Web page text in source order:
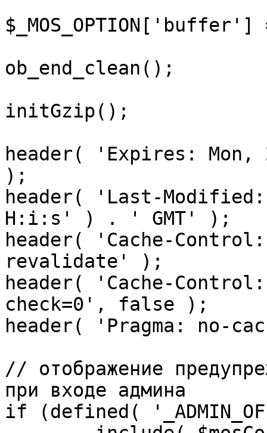
ob_end_clean();
initGzip();
header( 'Expires: Mon,
);
header( 'Last-
H:i:s' ) . ' GMT' );
header( 'Cache-
revalidate' );
header( 'Cache-
check=0', false );
header( 'Pragma: no-
// отображение
при входе админа
if (defined(